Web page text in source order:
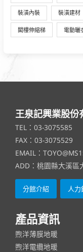
裝潢內裝 裝潢建材
閣樓伸縮梯 電動曬
王泉記興業股份
TEL：03-3075585
FAX：03-3075529
EMAIL：
ADD：桃園縣大溪區
分館介紹 人力
產品資訊
煦洋薄膜地暖
煦洋電纜地暖